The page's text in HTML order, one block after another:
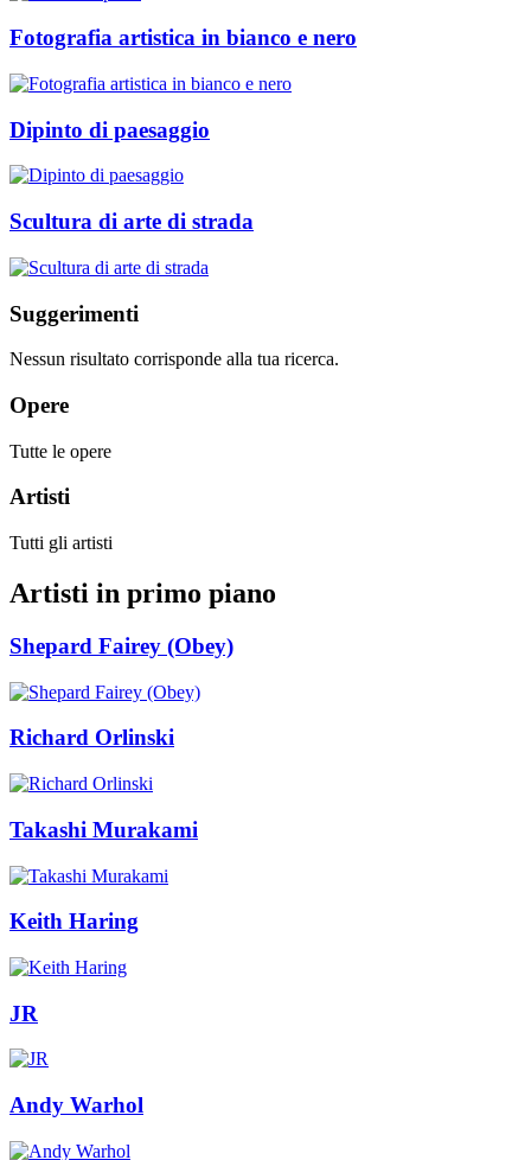
Fotografia artistica in bianco e nero
Dipinto di paesaggio
Scultura di arte di strada
Suggerimenti
Nessun risultato corrisponde alla tua ricerca.
Opere
Tutte le opere
Artisti
Tutti gli artisti
Artisti in primo piano
Shepard Fairey (Obey)
Richard Orlinski
Takashi Murakami
Keith Haring
JR
Andy Warhol